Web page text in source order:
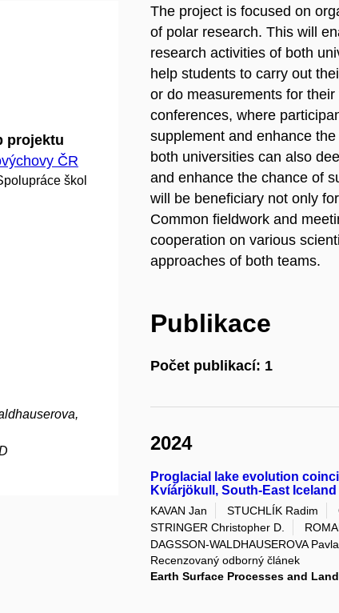
projektu
ČR
škol
The project is focused on
of polar research. This will
research activities of both
help students to carry out
or do measurements for
conferences, where
supplement and enhance
both universities can also
and enhance the chance of
will be beneficiary not only
Common fieldwork and
cooperation on various
approaches of both teams.
Publikace
Počet publikací: 1
2024
Proglacial lake evolution
Kvíárjökull, South-East Iceland
KAVAN Jan STUCHLÍK Radim
STRINGER Christopher D.
DAGSSON-WALDHAUSEROVA Pavla
Recenzovaný odborný článek
Earth Surface Processes and